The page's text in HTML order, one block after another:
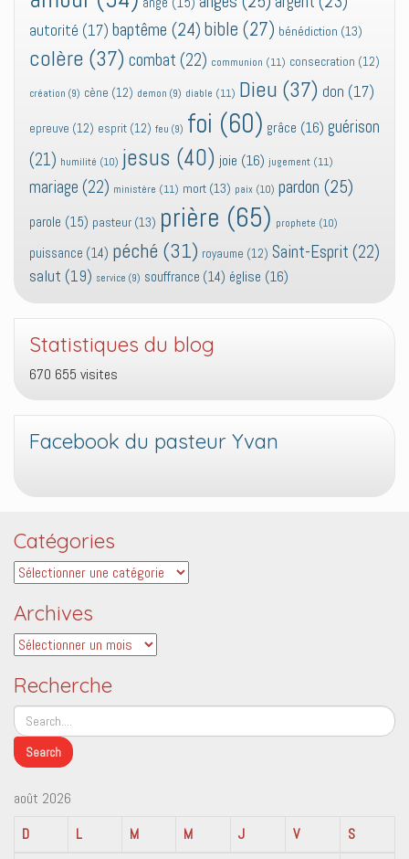
autorité (17) baptême (24) bible (27) bénédiction (13)
colère (37) combat (22) communion (11) consecration (12)
création (9) cène (12) demon (9) diable (11) Dieu (37) don (17)
epreuve (12) esprit (12) feu (9) foi (60) grâce (16) guérison
(21) humilité (10) jesus (40) joie (16) jugement (11)
mariage (22) ministère (11) mort (13) paix (10) pardon (25)
parole (15) pasteur (13) prière (65) prophete (10)
puissance (14) péché (31) royaume (12) Saint-Esprit (22)
salut (19) service (9) souffrance (14) église (16)
Statistiques du blog
670 655 visites
Facebook du pasteur Yvan
Catégories
Catégories
Archives
Archives
Recherche
août 2026
D
L M M J V
S